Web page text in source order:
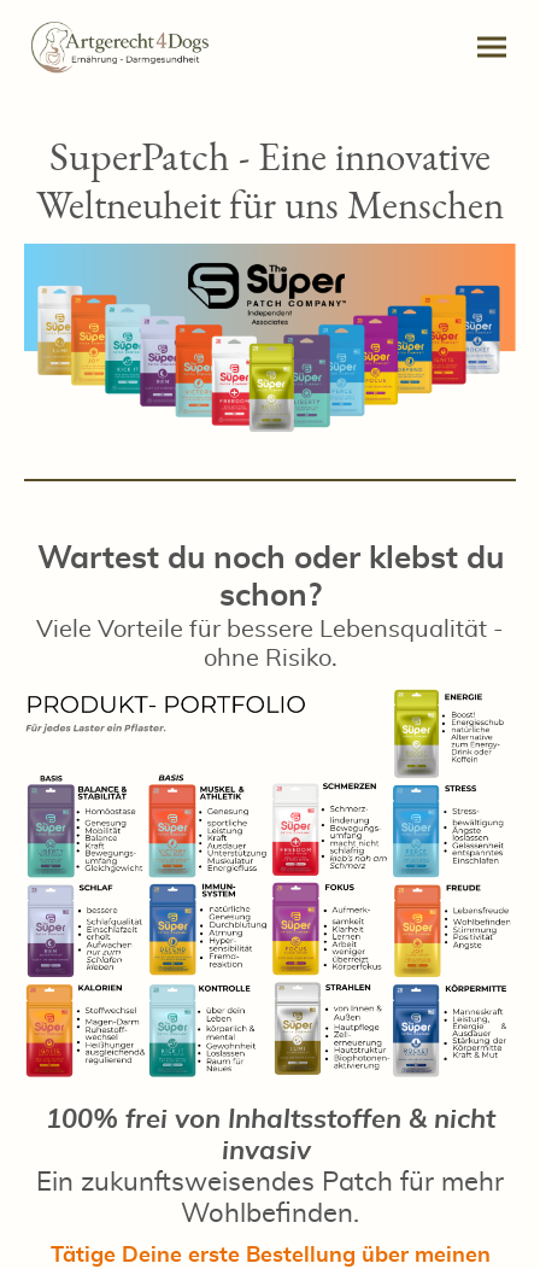
SuperPatch -Eine innovative
Weltneuheit für uns Menschen
Wartest du noch oder klebst du
schon?
Viele Vorteile für bessere Lebensqualität -
ohne Risiko.
100% frei von Inhaltsstoffen & nicht
invasiv
Ein zukunftsweisendes Patch für mehr
Wohlbefinden.
Tätige Deine erste Bestellung über meinen